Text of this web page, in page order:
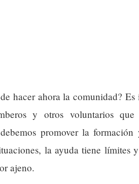
hacer ahora la comunidad?
y otros voluntarios
promover la
la ayuda tiene límites
ajeno.